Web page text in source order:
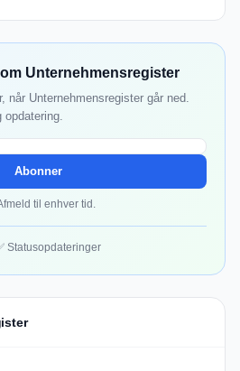
Unternehmensregister
når Unternehmensregister går ned.
opdatering.
Abonner
til enhver tid.
Statusopdateringer